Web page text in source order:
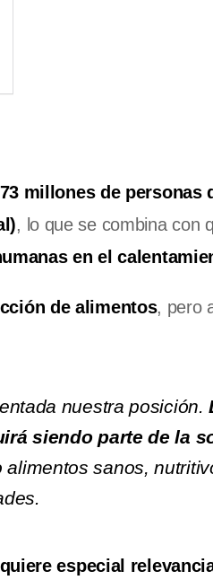
millones de personas
, lo que se combina con
en el
de alimentos, pero
nuestra posición.
siendo parte de la
alimentos sanos,
especial